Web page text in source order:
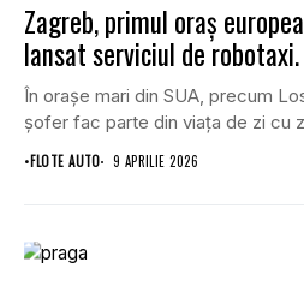
Zagreb, primul oraș
lansat serviciul de
În orașe mari din SUA, precum
șofer fac parte din viața de zi cu
•FLOTE AUTO 9 APRILIE 2026